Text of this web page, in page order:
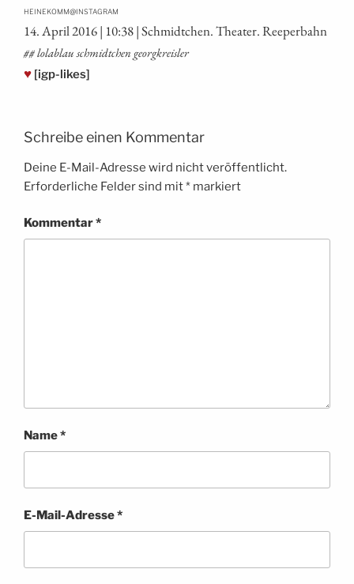
HEINEKOMM@INSTAGRAM
14. April 2016 | 10:38 | Schmidt­chen. Thea­ter. Reeperbahn
## lol­ab­lau schmidt­chen georgkreisler
♥ [igp-likes]
Schreibe einen Kommentar
Deine E-Mail-Adresse wird nicht veröffentlicht.
Erforderliche Felder sind mit* markiert
Kommentar*
Name*
E-Mail-Adresse*